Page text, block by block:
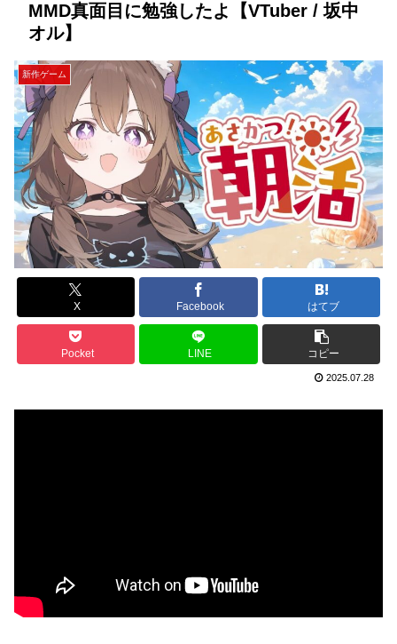
MMD真面目に勉強したよ【VTuber / 坂中
オル】
新作ゲーム
X Facebook はてブ
Pocket LINE コピー
2025.07.28